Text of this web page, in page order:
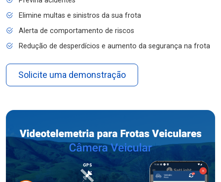
Elimine multas e sinistros da sua frota
Alerta de comportamento de riscos
Redução de desperdícios e aumento da segurança na frota
Solicite uma demonstração